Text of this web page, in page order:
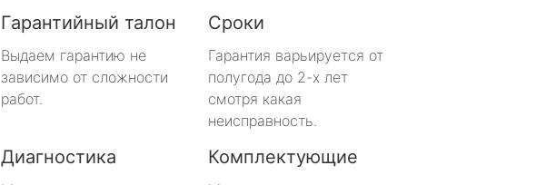
Гарантийный талон
Выдаем гарантию не
зависимо от сложности
работ.
Сроки
Гарантия варьируется от
полугода до 2-х лет
смотря какая
неисправность.
Диагностика Комплектующие